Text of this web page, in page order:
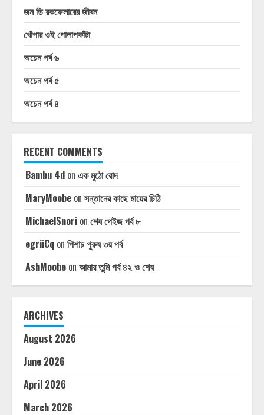
জন ডি রকফেলারের জীবন
খোঁপার ওই গোলাপকাঁটা
অচেন পর্ব ৬
অচেন পর্ব ৫
অচেন পর্ব ৪
RECENT COMMENTS
Bambu 4d on এক মুঠো রোদ
MaryMoobe on সন্তানের কাছে মায়ের চিঠি
MichaelSnori on শেষ পেইজ পর্ব ৮
egriiCq on পিশাচ পুরুষ ৩য় পর্ব
AshMoobe on আমার তুমি পর্ব ৪২ ও শেষ
ARCHIVES
August 2026
June 2026
April 2026
March 2026